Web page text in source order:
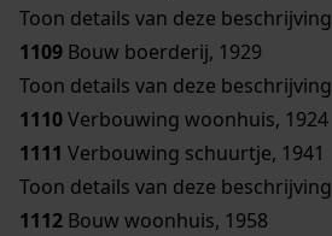
Toon details van deze beschrijving
1109 Bouw boerderij, 1929
Toon details van deze beschrijving
1110Verbouwing woonhuis, 1924
1111 Verbouwing schuurtje, 1941
Toon details van deze beschrijving
1112 Bouw woonhuis, 1958